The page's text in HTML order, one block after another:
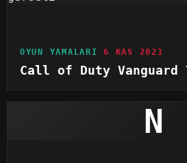
OYUN YAMALARI 6 KAS 2021
Call of Duty Vanguard
N